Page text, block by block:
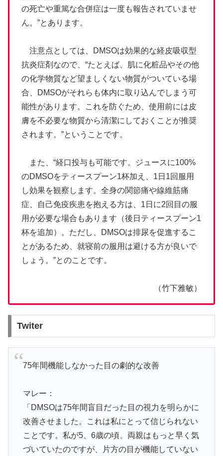
の死亡や重篤な合併症は一度も報告されていませ
ん。”とあります。
注意点としては、DMSOは効果的な経皮吸収型
抗炎症剤なので、“たとえば、肌に化粧品やその他
の化学物質など望ましくない物質がついている場
合、DMSOがそれらも体内に取り込んでしまう可
能性があります。これを防ぐため、使用前には皮
膚を不必要な物質から清潔にしておくことが推奨
されます。”ということです。
また、“経口投与も可能です。ジュースに100%
のDMSOをティースプーン1杯加え、1日1回服用
し効果を観察します。全身の関節痛や線維筋痛
症、自己免疫疾患を抱える方は、1日に2回目の服
用が必要な場合もあります（後日ティースプーン1
杯を追加）。ただし、DMSOは排尿を促進するこ
とがあるため、就寝前の服用は避ける方が良いで
しょう。”とのことです。
（竹下雅敏）
Twiter
75年間機能しなかった目の劇的な改善
マレー：
「DMSOは75年間盲目だった目の視力を明らかに
改善させました。これは私にとって信じられない
ことです。私が5、6歳の頃、両親はもっと早く気
づいていたのですが、片方の目が機能していない